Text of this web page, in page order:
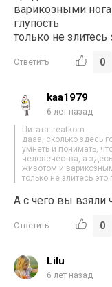
варикозными
глупость
только не
Ответить 0
kaa1979
6 лет назад
Цитата: reatkom
дааа, сколько здесь
умнеть и понимать,
человечества, а
животом и
только не злитесь это
А с чего вы взяли
Ответить 0
Lilu
6 лет назад